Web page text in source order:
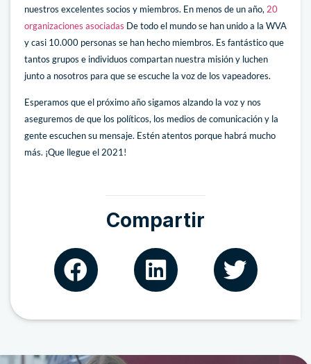
nuestros excelentes socios y miembros. En menos de un año, 20
organizaciones asociadas De todo el mundo se han unido a la WVA
y casi 10.000 personas se han hecho miembros. Es fantástico que
tantos grupos e individuos compartan nuestra misión y luchen
junto a nosotros para que se escuche la voz de los vapeadores.
Esperamos que el próximo año sigamos alzando la voz y nos
aseguremos de que los políticos, los medios de comunicación y la
gente escuchen su mensaje. Estén atentos porque habrá mucho
más. ¡Que llegue el 2021!
Compartir